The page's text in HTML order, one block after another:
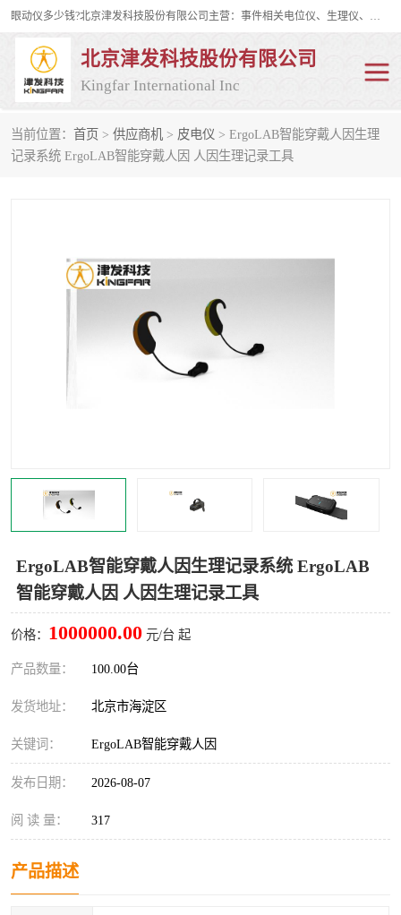
眼动仪多少钱?北京津发科技股份有限公司主营：事件相关电位仪、生理仪、肌电仪、脑电仪、皮电仪、眼动仪；是国家级高新技术企业、科技部认定的科技型中小企业和中关村高新技术企业，具备保密资格，具备自主进出口经营权；自主研发技术、产品与服务荣获多项省部级科学技术奖励、国家发明专利、国家软件著作权和省部级新技术新产品（服务）认证。
北京津发科技股份有限公司
Kingfar International Inc
当前位置： 首页 > 供应商机 > 皮电仪 > ErgoLAB智能穿戴人因生理
记录系统 ErgoLAB智能穿戴人因 人因生理记录工具
ErgoLAB智能穿戴人因生理记录系统 ErgoLAB
智能穿戴人因 人因生理记录工具
价格： 1000000.00 元/台 起
产品数量： 100.00台
发货地址： 北京市海淀区
关键词： ErgoLAB智能穿戴人因
发布日期： 2026-08-07
阅 读 量： 317
产品描述
皮电仪 脑电仪
行为观察与表情分析
人机交互实验室
神经营销与消费行为实验